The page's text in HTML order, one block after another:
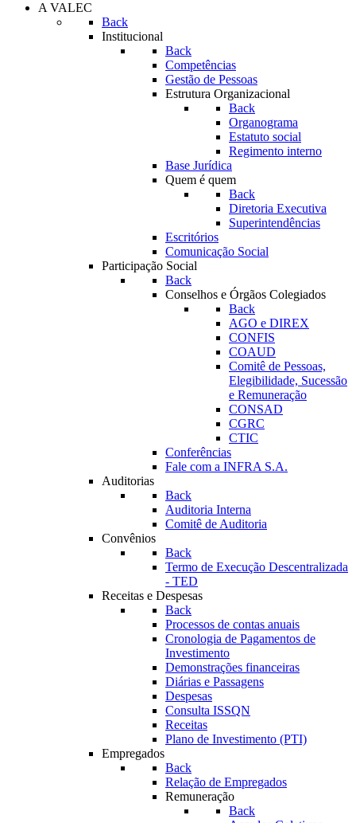
A VALEC
Back
Institucional
Back
Competências
Gestão de Pessoas
Estrutura Organizacional
Back
Organograma
Estatuto social
Regimento interno
Base Jurídica
Quem é quem
Back
Diretoria Executiva
Superintendências
Escritórios
Comunicação Social
Participação Social
Back
Conselhos e Órgãos Colegiados
Back
AGO e DIREX
CONFIS
COAUD
Comitê de Pessoas,
Elegibilidade, Sucessão
e Remuneração
CONSAD
CGRC
CTIC
Conferências
Fale com a INFRA S.A.
Auditorias
Back
Auditoria Interna
Comitê de Auditoria
Convênios
Back
Termo de Execução Descentralizada
- TED
Receitas e Despesas
Back
Processos de contas anuais
Cronologia de Pagamentos de
Investimento
Demonstrações financeiras
Diárias e Passagens
Despesas
Consulta ISSQN
Receitas
Plano de Investimento (PTI)
Empregados
Back
Relação de Empregados
Remuneração
Back